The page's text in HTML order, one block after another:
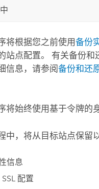
将根据您之前使用备份
站点配置。 有关备份和
信息，请参阅备份和还
将始终使用基于令牌的
中，将从目标站点保留
信息
SSL 配置